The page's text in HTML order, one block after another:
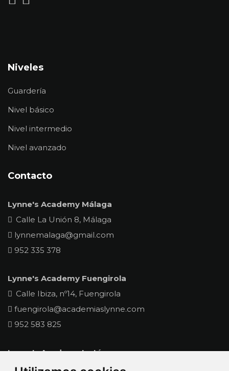
Niveles
Guardería
Nivel básico
Nivel intermedio
Nivel avanzado
Contacto
Lynne's Academy Málaga
Calle La Unión 8, Málaga
lynnemalaga@gmail.com
952 335 378
Lynne's Academy Fuengirola
Calle Ibiza, nº14, Fuengirola
fuengirola@academiaslynne.com
952 583 825
Lynne's Academy La Línea
Calle Oviedo s/n Pje. La Velada